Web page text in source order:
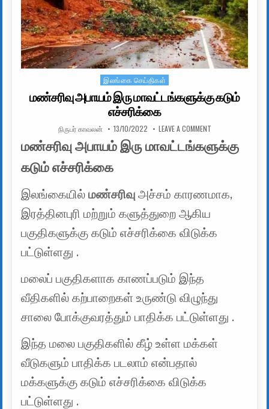
Posted in
இலங்கை செய்திகள்
மண்சரிவு அபாயம் இரு மாவட்டங்களுக்கு கடும்
எச்சரிக்கை
AUTHOR:
நிருபர் காவலன் PUBLISHED DATE:
13/10/2022 LEAVE A COMMENTON மண்சரிவு
மண்சரிவு அபாயம் இரு மாவட்டங்களுக்கு
கடும் எச்சரிக்கை
இலங்கையில்மண்சரிவு அச்சம் காரணமாக,
இரத்தினபுரி மற்றும் களுத்துறை ஆகிய
பகுதிகளுக்கு கடும் எச்சரிக்கை விடுக்க
பட்டுள்ளது .
மலைப் பகுதிகளாக காணப்படும் இந்த
வீதிகளில் கற்பாறைகள் உருண்டு விழுந்து
சாலை போக்குவரத்தும் பாதிக்க பட்டுள்ளது .
இந்த மலை பகுதிகளில் கீழ் உள்ள மக்கள்
வீடுகளும் பாதிக்க படலாம் என்பதால்
மக்களுக்கு கடும் எச்சரிக்கை விடுக்க
பட்டுள்ளது .